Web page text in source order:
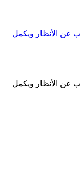
عن الأنظار ويكمل
عن الأنظار ويكمل